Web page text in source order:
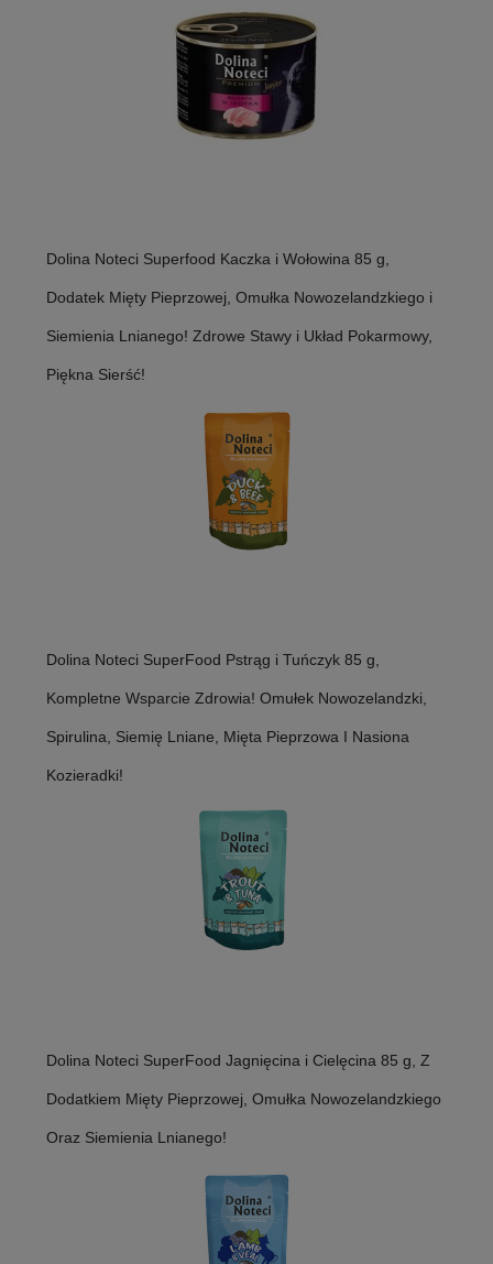
Dolina Noteci Superfood Kaczka i Wołowina 85 g,
Dodatek Mięty Pieprzowej, Omułka Nowozelandzkiego i
Siemienia Lnianego! Zdrowe Stawy i Układ Pokarmowy,
Piękna Sierść!
Dolina Noteci SuperFood Pstrąg i Tuńczyk 85 g,
Kompletne Wsparcie Zdrowia! Omułek Nowozelandzki,
Spirulina, Siemię Lniane, Mięta Pieprzowa I Nasiona
Kozieradki!
Dolina Noteci SuperFood Jagnięcina i Cielęcina 85 g, Z
Dodatkiem Mięty Pieprzowej, Omułka Nowozelandzkiego
Oraz Siemienia Lnianego!